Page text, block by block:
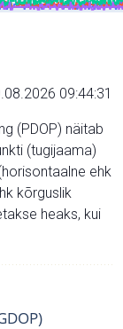
09:44:31
(PDOP) näitab
(tugijaama)
ehk
kõrguslik
heaks, kui